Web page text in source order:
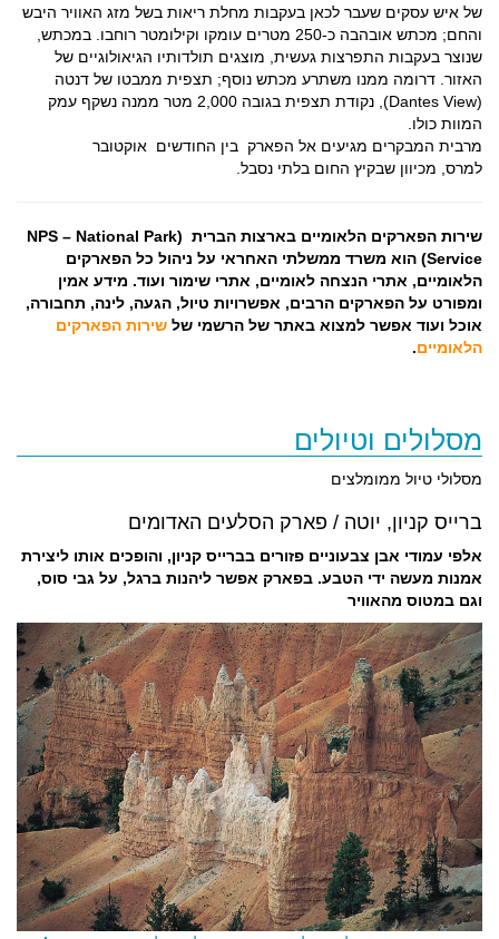
של איש עסקים שעבר לכאן בעקבות מחלת ריאות בשל מזג האוויר היבש
והחם; מכתש אובהבה כ-250 מטרים עומקו וקילומטר רוחבו. במכתש,
שנוצר בעקבות התפרצות געשית, מוצגים תולדותיו הגיאולוגיים של
האזור. דרומה ממנו משתרע מכתש נוסף; תצפית ממבטו של דנטה
(Dantes View), נקודת תצפית בגובה 2,000 מטר ממנה נשקף עמק
המוות כולו.
מרבית המבקרים מגיעים אל הפארק בין החודשים אוקטובר
למרס, מכיוון שבקיץ החום בלתי נסבל.
שירות הפארקים הלאומיים בארצות הברית (NPS – National Park
Service) הוא משרד ממשלתי האחראי על ניהול כל הפארקים
הלאומיים, אתרי הנצחה לאומיים, אתרי שימור ועוד. מידע אמין
ומפורט על הפארקים הרבים, אפשרויות טיול, הגעה, לינה, תחבורה,
אוכל ועוד אפשר למצוא באתר של הרשמי של שירות הפארקים
הלאומיים.
מסלולים וטיולים
מסלולי טיול ממומלצים
ברייס קניון, יוטה / פארק הסלעים האדומים
אלפי עמודי אבן צבעוניים פזורים בברייס קניון, והופכים אותו ליצירת
אמנות מעשה ידי הטבע. בפארק אפשר ליהנות ברגל, על גבי סוס,
וגם במטוס מהאוויר